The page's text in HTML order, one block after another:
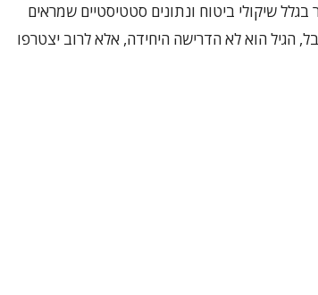
בארץ. למה דווקא 21? בעיקר בגלל שיקולי ביטוח ונתונים סטטיסטיים שמראים
הגיל הוא לא הדרישה היחידה, אלא לרוב יצטרפו